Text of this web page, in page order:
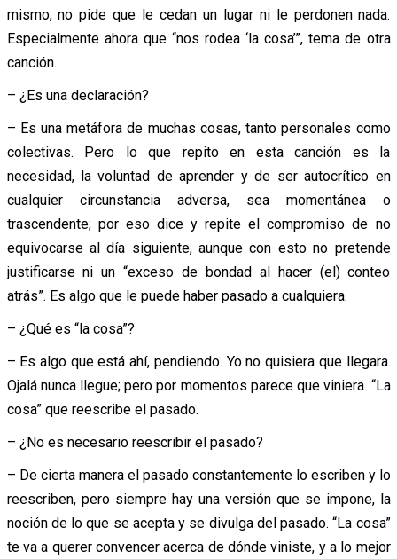
mismo, no pide que le cedan un lugar ni le perdonen nada.
Especialmente ahora que “nos rodea ‘la cosa’”, tema de otra
canción.
– ¿Es una declaración?
– Es una metáfora de muchas cosas, tanto personales como
colectivas. Pero lo que repito en esta canción es la
necesidad, la voluntad de aprender y de ser autocrítico en
cualquier circunstancia adversa, sea momentánea o
trascendente; por eso dice y repite el compromiso de no
equivocarse al día siguiente, aunque con esto no pretende
justificarse ni un “exceso de bondad al hacer (el) conteo
atrás”. Es algo que le puede haber pasado a cualquiera.
– ¿Qué es “la cosa”?
– Es algo que está ahí, pendiendo. Yo no quisiera que llegara.
Ojalá nunca llegue; pero por momentos parece que viniera. “La
cosa” que reescribe el pasado.
– ¿No es necesario reescribir el pasado?
– De cierta manera el pasado constantemente lo escriben y lo
reescriben, pero siempre hay una versión que se impone, la
noción de lo que se acepta y se divulga del pasado. “La cosa”
te va a querer convencer acerca de dónde viniste, y a lo mejor